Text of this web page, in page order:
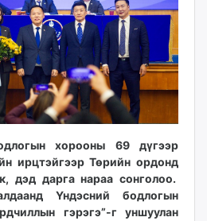
хорооны 69 дүгээр
ирцтэйгээр Төрийн ордонд
дэд дарга нараа сонголоо.
Үндэсний бодлогын
гэрэгэ”-г уншуулан